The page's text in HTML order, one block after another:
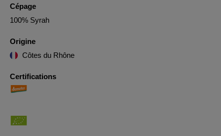
Cépage
100% Syrah
Origine
Côtes du Rhône
Certifications